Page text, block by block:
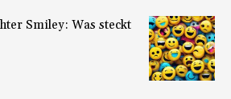
Smiley: Was steckt